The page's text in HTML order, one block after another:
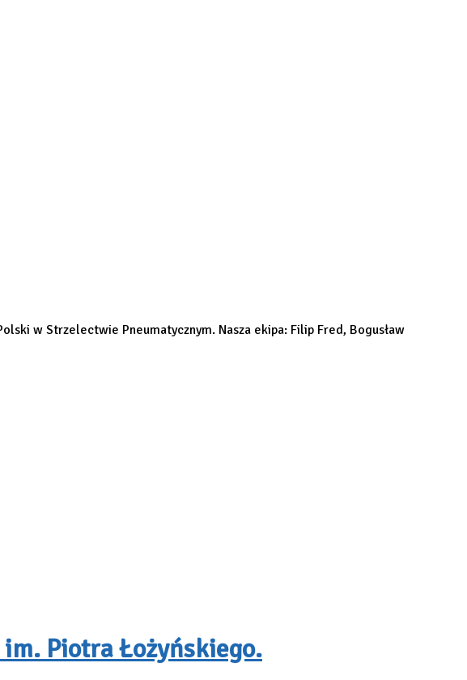
w Strzelectwie Pneumatycznym. Nasza ekipa: Filip Fred, Bogusław
Piotra Łożyńskiego.